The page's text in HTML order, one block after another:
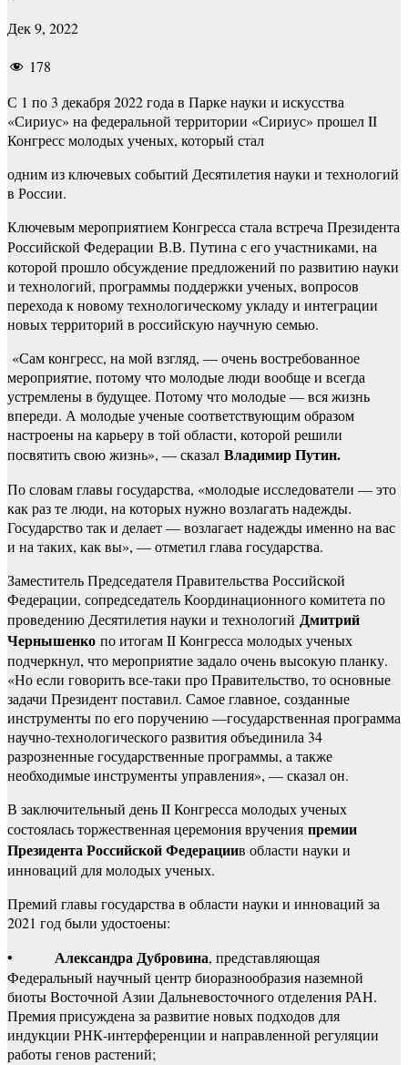
Дек 9, 2022
178
С 1 по 3 декабря 2022 года в Парке науки и искусства
«Сириус» на федеральной территории «Сириус» прошел II
Конгресс молодых ученых, который стал
одним из ключевых событий Десятилетия науки и технологий
в России.
Ключевым мероприятием Конгресса стала встреча Президента
Российской Федерации В.В. Путина с его участниками, на
которой прошло обсуждение предложений по развитию науки
и технологий, программы поддержки ученых, вопросов
перехода к новому технологическому укладу и интеграции
новых территорий в российскую научную семью.
«Сам конгресс, на мой взгляд, — очень востребованное
мероприятие, потому что молодые люди вообще и всегда
устремлены в будущее. Потому что молодые — вся жизнь
впереди. А молодые ученые соответствующим образом
настроены на карьеру в той области, которой решили
посвятить свою жизнь», — сказал Владимир Путин.
По словам главы государства, «молодые исследователи — это
как раз те люди, на которых нужно возлагать надежды.
Государство так и делает — возлагает надежды именно на вас
и на таких, как вы», — отметил глава государства.
Заместитель Председателя Правительства Российской
Федерации, сопредседатель Координационного комитета по
проведению Десятилетия науки и технологий Дмитрий
Чернышенко по итогам II Конгресса молодых ученых
подчеркнул, что мероприятие задало очень высокую планку.
«Но если говорить все-таки про Правительство, то основные
задачи Президент поставил. Самое главное, созданные
инструменты по его поручению —государственная программа
научно-технологического развития объединила 34
разрозненные государственные программы, а также
необходимые инструменты управления», — сказал он.
В заключительный день II Конгресса молодых ученых
состоялась торжественная церемония вручения премии
Президента Российской Федерациив области науки и
инноваций для молодых ученых.
Премий главы государства в области науки и инноваций за
2021 год были удостоены:
• Александра Дубровина, представляющая
Федеральный научный центр биоразнообразия наземной
биоты Восточной Азии Дальневосточного отделения РАН.
Премия присуждена за развитие новых подходов для
индукции РНК-интерференции и направленной регуляции
работы генов растений;